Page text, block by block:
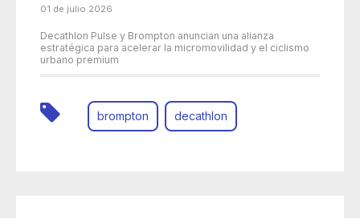
01 de julio 2026
Decathlon Pulse y Brompton anuncian una alianza
estratégica para acelerar la micromovilidad y el ciclismo
urbano premium
brompton decathlon